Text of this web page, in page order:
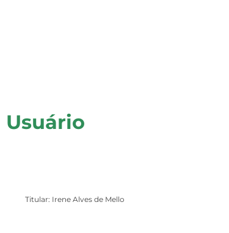
Usuário
Titular: Irene Alves de Mello